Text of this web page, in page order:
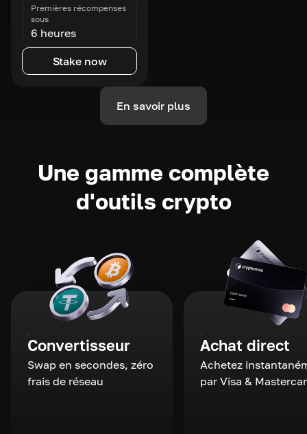
Premières récompenses
sous
6 heures
Stake now
En savoir plus
Une gamme complète
d'outils crypto
Convertisseur
Swap en secondes, zéro
frais de réseau
Achat direct
Achetez
par Visa &